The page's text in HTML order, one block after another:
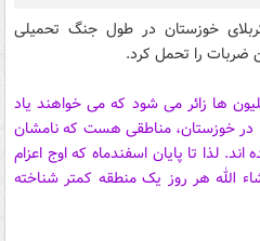
خوزستان در طول جنگ تحمیلی
ضربات را تحمل کرد.
ها زائر می شود که می خواهند یاد
در خوزستان، مناطقی هست که نامشان
لذا تا پایان اسفندماه که اوج اعزام
الله هر روز یک منطقه کمتر شناخته